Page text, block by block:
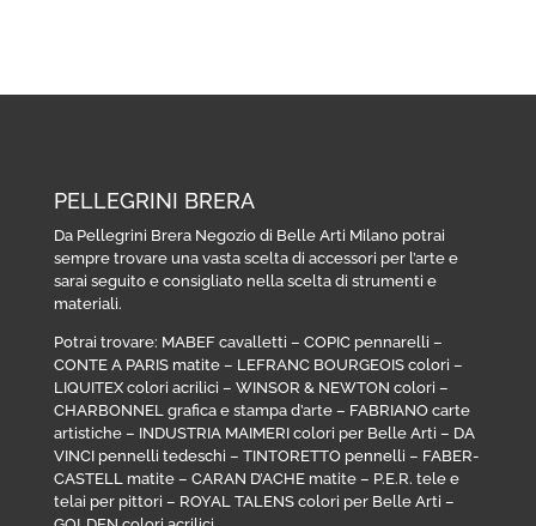
PELLEGRINI BRERA
Da Pellegrini Brera Negozio di Belle Arti Milano potrai
sempre trovare una vasta scelta di accessori per l’arte e
sarai seguito e consigliato nella scelta di strumenti e
materiali.
Potrai trovare: MABEF cavalletti – COPIC pennarelli –
CONTE A PARIS matite– LEFRANC BOURGEOIS colori –
LIQUITEX colori acrilici – WINSOR & NEWTON colori –
CHARBONNEL grafica e stampa d’arte– FABRIANO carte
artistiche– INDUSTRIA MAIMERI colori per Belle Arti – DA
VINCI pennelli tedeschi – TINTORETTO pennelli – FABER-
CASTELL matite– CARAN D’ACHE matite– P.E.R. tele e
telai per pittori – ROYAL TALENS colori per Belle Arti –